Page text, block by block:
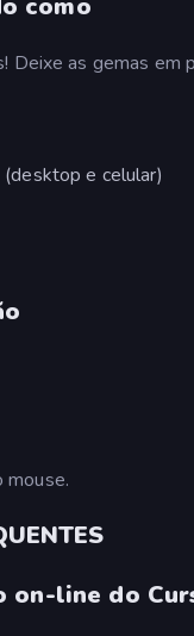
Deixe as gemas em
e celular)
mouse.
on-line do